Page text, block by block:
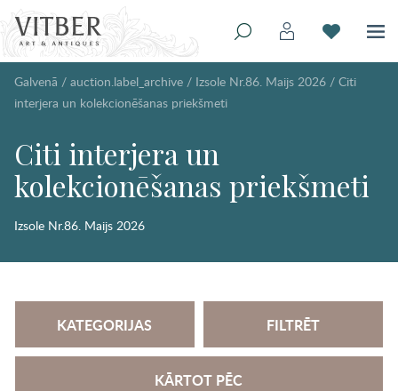
Galvenā / auction.label_archive / Izsole Nr.86. Maijs 2026 / Citi
interjera un kolekcionēšanas priekšmeti
Citi interjera un
kolekcionēšanas priekšmeti
Izsole Nr.86. Maijs 2026
KATEGORIJAS FILTRĒT
KĀRTOT PĒC